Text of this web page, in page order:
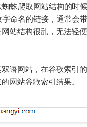
蛛爬取网站结构的时候
命名的链接，通常会
站结构很乱，无法轻
语网站，在谷歌索引
网站谷歌索引结果。